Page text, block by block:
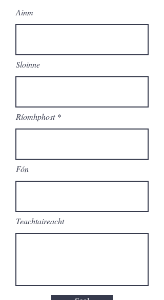
Ainm
Sloinne
Ríomhphost
Fón
Teachtaireacht